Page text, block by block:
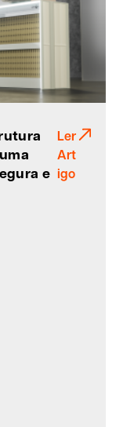
e
Ler
Art
igo